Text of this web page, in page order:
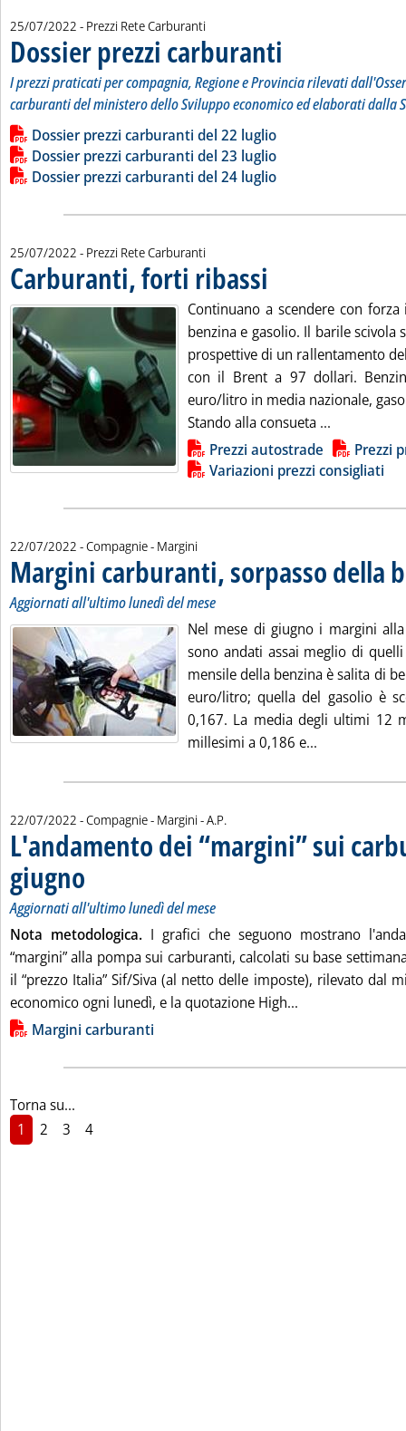
25/07/2022 - Prezzi Rete Carburanti
Dossier prezzi carburanti
I prezzi praticati per compagnia, Regione e Provincia rilevati
carburanti del ministero dello Sviluppo economico ed elaborati dalla
Leggi tutta la notizia: 'Dossier prezzi carburanti'
Lista allegati PDF alla notizia
Dossier prezzi carburanti del 22 luglio
Dossier prezzi carburanti del 23 luglio
Dossier prezzi carburanti del 24 luglio
25/07/2022 - Prezzi Rete Carburanti
Carburanti, forti ribassi
Continuano a scendere con
benzina e gasolio. Il barile
prospettive di un rallentamento
con il Brent a 97 dollari.
euro/litro in media nazionale,
Stando alla consueta ...
Lista allegati PDF alla notiziaPrezzi autostrade
Prezzi
Variazioni prezzi consigliati
22/07/2022 - Compagnie - Margini
Margini carburanti, sorpasso della
Aggiornati all'ultimo lunedì del mese
Nel mese di giugno i margini
sono andati assai meglio di
mensile della benzina è salita di
euro/litro; quella del gasolio è
0,167. La media degli ultimi 12
millesimi a 0,186 e...
22/07/2022 - Compagnie - Margini -di:
A.P.
L'andamento dei “margini” sui
giugno . Sottotitolo: Aggiornati all'ultimo lunedì del mese
. Pubblicata venerdì 22 luglio 2022 alle 12.33.
Aggiornati all'ultimo lunedì del mese
Nota metodologica. I grafici che seguono mostrano
“margini” alla pompa sui carburanti, calcolati su base
il “prezzo Italia” Sif/Siva (al netto delle imposte), rilevato dal
economico ogni lunedì, e la quotazione High...
Lista allegati PDF alla notizia
Margini carburanti
Torna su...
1
2 3 4